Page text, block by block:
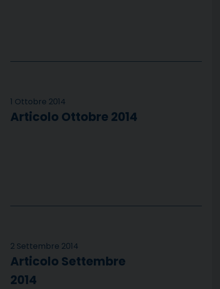
1 Ottobre 2014
Articolo Ottobre 2014
2 Settembre 2014
Articolo Settembre
2014